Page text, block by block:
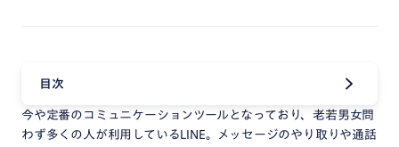
目次
今や定番のコミュニケーションツールとなっており、老若男女問
わず多くの人が利用しているLINE。メッセージのやり取りや通話